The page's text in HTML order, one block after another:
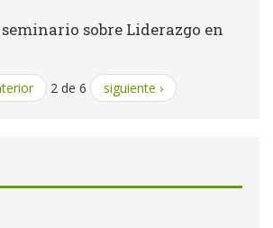
seminario sobre Liderazgo en
2 de 6 siguiente ›